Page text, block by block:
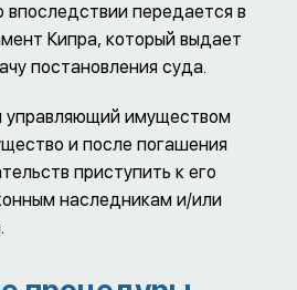
впоследствии передается в
Кипра, который выдает
постановления суда.
управляющий имуществом
и после погашения
приступить к его
наследникам и/или